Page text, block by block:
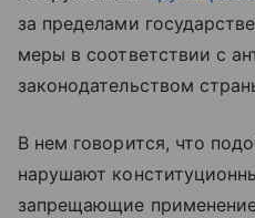
за пределами
меры в соответствии с
законодательством
В нем говорится, что
нарушают
запрещающие